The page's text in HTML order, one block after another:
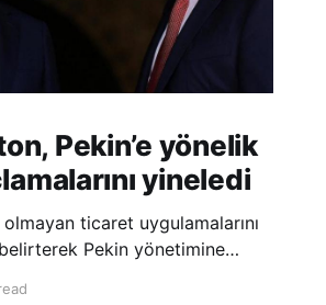
Pekin’e yönelik
yineledi
olmayan ticaret uygulamalarını
Pekin yönetimine